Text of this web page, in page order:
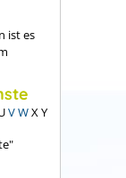
ist es
VWXY